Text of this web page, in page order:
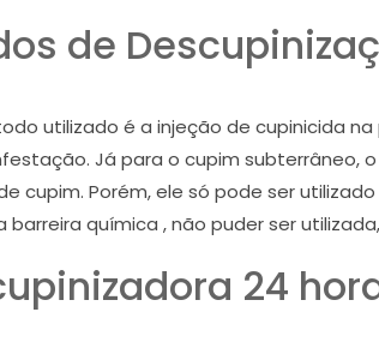
de
utilizado é a injeção de cupinicida
Já para o cupim
cupim. Porém, ele só pode ser
barreira química , não puder ser
24